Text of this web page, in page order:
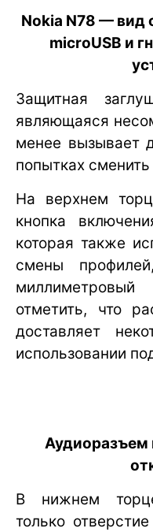
Nokia N78 — вид
microUSB и
Защитная
являющаяся
менее вызывает
попытках
На верхнем
кнопка
которая также
смены
отметить, что
доставляет
использовании
Аудиоразъем
В нижнем
только